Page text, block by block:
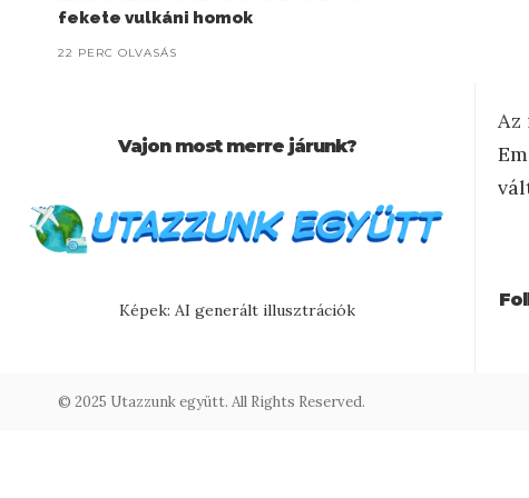
fekete vulkáni homok
22 PERC OLVASÁS
Vajon most merre járunk?
Képek: AI generált illusztrációk
Az
© 2025 Utazzunk együtt. All Rights Reserved.